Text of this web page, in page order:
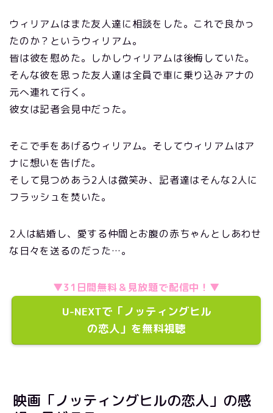
ウィリアムはまた友人達に相談をした。これで良かっ
たのか？というウィリアム。
皆は彼を慰めた。しかしウィリアムは後悔していた。
そんな彼を思った友人達は全員で車に乗り込みアナの
元へ連れて行く。
彼女は記者会見中だった。
そこで手をあげるウィリアム。そしてウィリアムはア
ナに想いを告げた。
そして見つめあう2人は微笑み、記者達はそんな2人に
フラッシュを焚いた。
2人は結婚し、愛する仲間とお腹の赤ちゃんとしあわせ
な日々を送るのだった…。
▼31日間無料＆見放題で配信中！▼
U-NEXTで「ノッティングヒル
の恋人」を無料視聴
映画「ノッティングヒルの恋人」の感